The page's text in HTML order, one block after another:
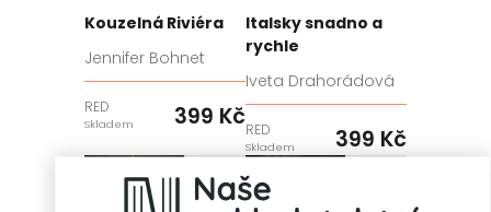
Kouzelná Riviéra
Jennifer Bohnet
RED
Skladem 399 Kč
Italsky snadno a
rychle
Iveta Drahorádová
RED
Skladem 399 Kč